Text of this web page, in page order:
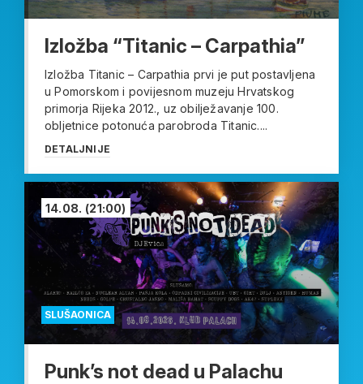
Izložba “Titanic – Carpathia”
Izložba Titanic – Carpathia prvi je put postavljena
u Pomorskom i povijesnom muzeju Hrvatskog
primorja Rijeka 2012., uz obilježavanje 100.
obljetnice potonuća parobroda Titanic....
DETALJNIJE
SLUŠAONICA
14.08. (21:00)
Punk’s not dead u Palachu